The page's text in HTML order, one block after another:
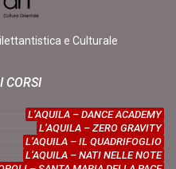
e Culturale
CORSI
L’AQUILA – DANCE ACADEMY
L’AQUILA – ZERO GRAVITY
L’AQUILA – IL QUADRIFOGLIO
L’AQUILA – NATI NELLE NOTE